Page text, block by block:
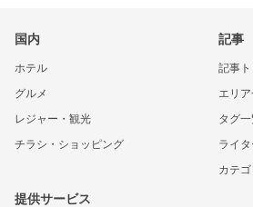
国内
ホテル
グルメ
レジャー・観光
チラシ・ショッピング
記事
記事
エリ
タグ
ライ
カテ
提供サービス